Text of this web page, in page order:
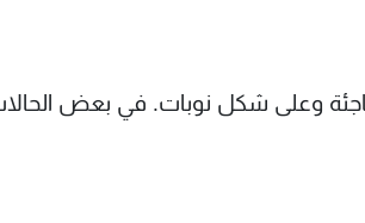
وعلى شكل نوبات. في بعض